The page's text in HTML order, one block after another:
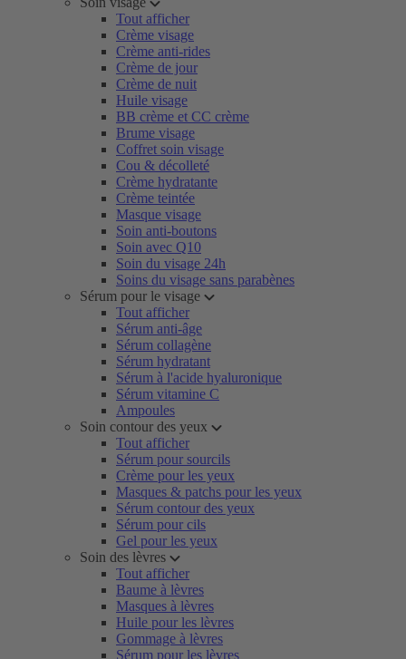
Tout afficher
Crème visage
Crème anti-rides
Crème de jour
Crème de nuit
Huile visage
BB crème et CC crème
Brume visage
Coffret soin visage
Cou & décolleté
Crème hydratante
Crème teintée
Masque visage
Soin anti-boutons
Soin avec Q10
Soin du visage 24h
Soins du visage sans parabènes
Sérum pour le visage
Tout afficher
Sérum anti-âge
Sérum collagène
Sérum hydratant
Sérum à l'acide hyaluronique
Sérum vitamine C
Ampoules
Soin contour des yeux
Tout afficher
Sérum pour sourcils
Crème pour les yeux
Masques & patchs pour les yeux
Sérum contour des yeux
Sérum pour cils
Gel pour les yeux
Soin des lèvres
Tout afficher
Baume à lèvres
Masques à lèvres
Huile pour les lèvres
Gommage à lèvres
Sérum pour les lèvres